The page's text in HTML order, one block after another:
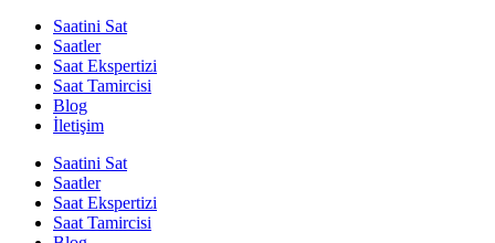
Saatini Sat
Saatler
Saat Ekspertizi
Saat Tamircisi
Blog
İletişim
Saatini Sat
Saatler
Saat Ekspertizi
Saat Tamircisi